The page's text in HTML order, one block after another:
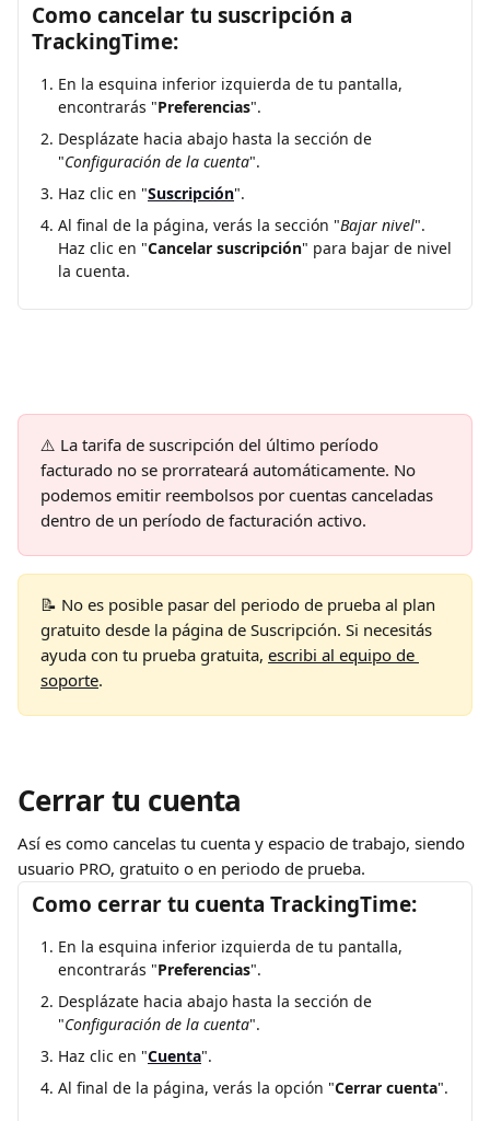
Como cancelar tu suscripción a
TrackingTime:
En la esquina inferior izquierda de tu pantalla,
encontrarás "Preferencias".
Desplázate hacia abajo hasta la sección de
"Configuración de la cuenta".
Haz clic en "Suscripción".
Al final de la página, verás la sección "Bajar nivel".
Haz clic en "Cancelar suscripción" para bajar de nivel
la cuenta.
⚠️ La tarifa de suscripción del último período
facturado no se prorrateará automáticamente. No
podemos emitir reembolsos por cuentas canceladas
dentro de un período de facturación activo.
📝 No es posible pasar del periodo de prueba al plan
gratuito desde la página de Suscripción. Si necesitás
ayuda con tu prueba gratuita, escribi al equipo de
soporte.
Cerrar tu cuenta
Así es como cancelas tu cuenta y espacio de trabajo, siendo
usuario PRO, gratuito o en periodo de prueba.
Como cerrar tu cuenta TrackingTime:
En la esquina inferior izquierda de tu pantalla,
encontrarás "Preferencias".
Desplázate hacia abajo hasta la sección de
"Configuración de la cuenta".
Haz clic en "Cuenta".
Al final de la página, verás la opción "Cerrar cuenta".